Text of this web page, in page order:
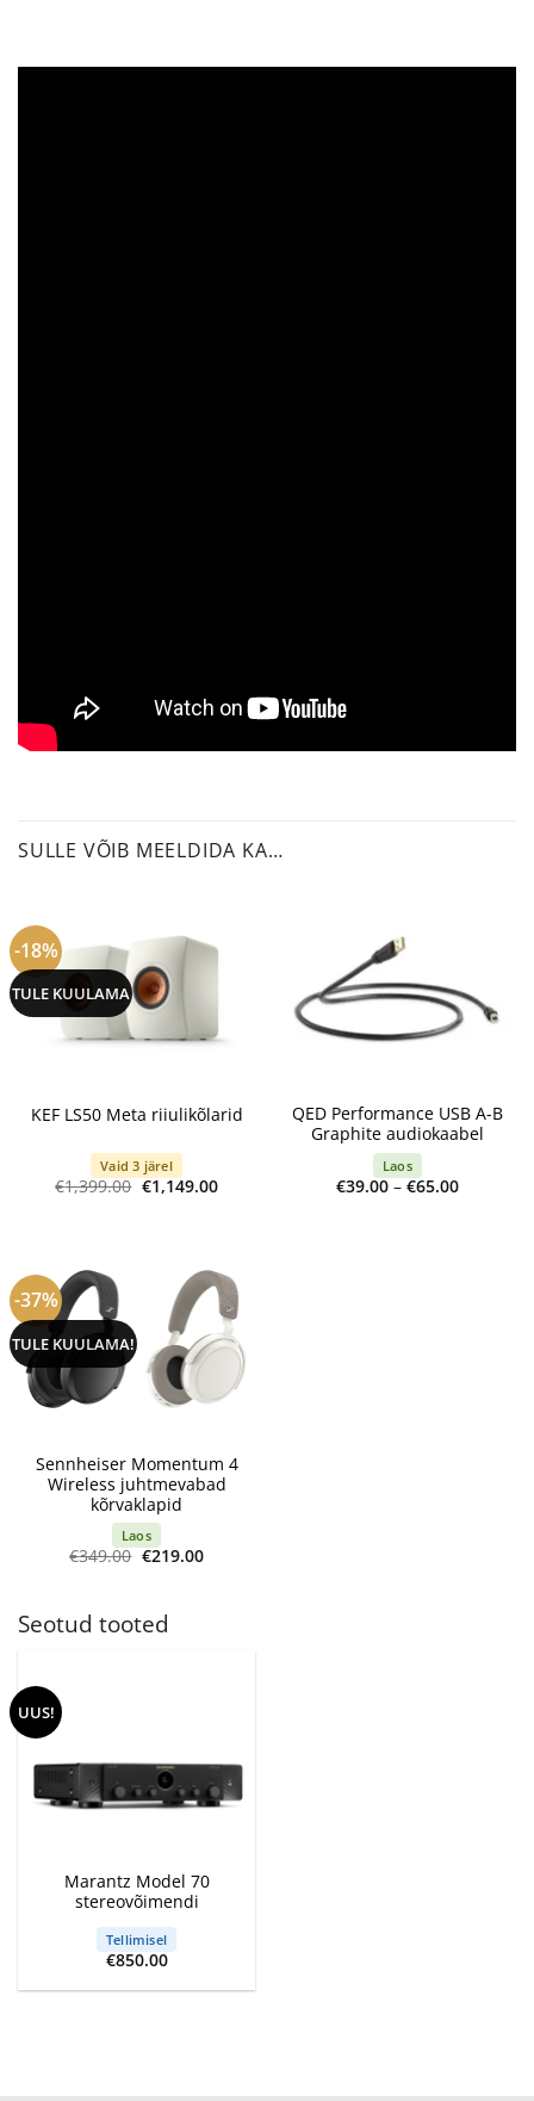
SULLE VÕIB MEELDIDA KA…
-18%
TULE KUULAMA
KEF LS50 Meta riiulikõlarid
Vaid 3 järel
€1,399.00 Algne
hind
€1,149.00Current
QED Performance USB A-B
Graphite audiokaabel
Laos
€39.00 – €65.00Price
-37%
TULE KUULAMA!
Sennheiser Momentum 4
Wireless juhtmevabad
kõrvaklapid
Laos
€349.00 Algne
€219.00Current
Seotud tooted
UUS!
Marantz Model 70
stereovõimendi
Tellimisel
€850.00